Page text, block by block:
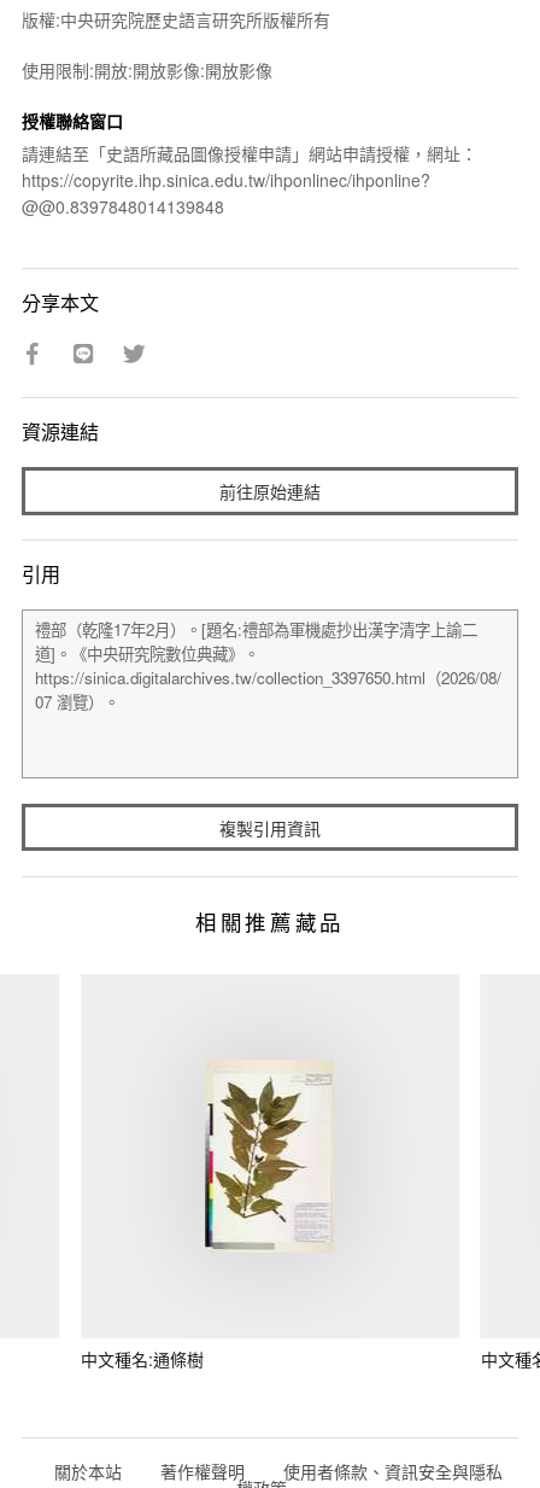
版權:中央研究院歷史語言研究所版權所有
使用限制:開放:開放影像:開放影像
授權聯絡窗口
請連結至「史語所藏品圖像授權申請」網站申請授權，網址：
https://copyrite.ihp.sinica.edu.tw/ihponlinec/ihponline?
@@0.8397848014139848
分享本文
資源連結
前往原始連結
引用
複製引用資訊
相關推薦藏品
中文種名:通條樹 中文種
關於本站 著作權聲明 使用者條款、資訊安全與隱私